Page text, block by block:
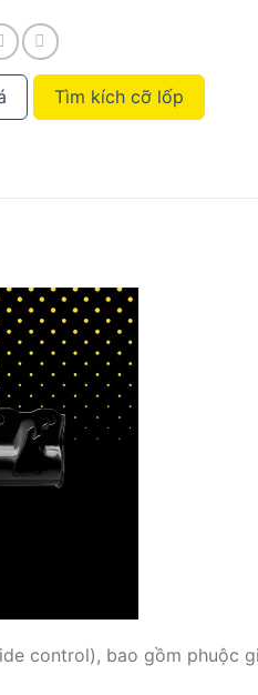
Tìm kích cỡ lốp
control), bao gồm phuộc